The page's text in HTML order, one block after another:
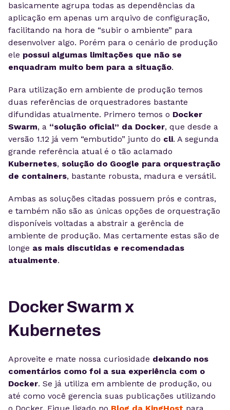
basicamente agrupa todas as dependências da
aplicação em apenas um arquivo de configuração,
facilitando na hora de “subir o ambiente” para
desenvolver algo. Porém para o cenário de produção
ele possui algumas limitações que não se
enquadram muito bem para a situação.
Para utilização em ambiente de produção temos
duas referências de orquestradores bastante
difundidas atualmente. Primero temos o Docker
Swarm, a “solução oficial” da Docker, que desde a
versão 1.12 já vem “embutido” junto do cli. A segunda
grande referência atual é o tão aclamado
Kubernetes, solução do Google para orquestração
de containers, bastante robusta, madura e versátil.
Ambas as soluções citadas possuem prós e contras,
e também não são as únicas opções de orquestração
disponíveis voltadas a abstrair a gerência de
ambiente de produção. Mas certamente estas são de
longe as mais discutidas e recomendadas
atualmente.
Docker Swarm x
Kubernetes
Aproveite e mate nossa curiosidade deixando nos
comentários como foi a sua experiência com o
Docker. Se já utiliza em ambiente de produção, ou
até como você gerencia suas publicações utilizando